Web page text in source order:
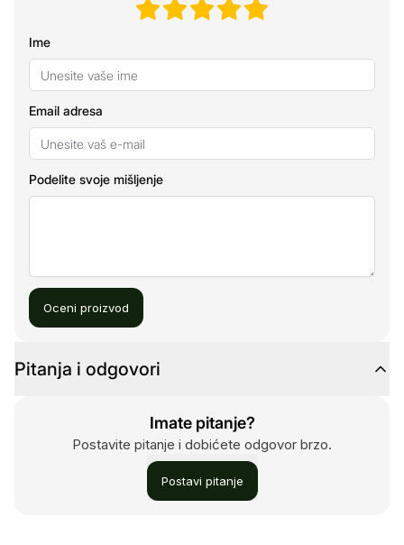
Ime
Email adresa
Podelite svoje mišljenje
Oceni proizvod
Pitanja i odgovori
Imate pitanje?
Postavite pitanje i dobićete odgovor brzo.
Postavi pitanje